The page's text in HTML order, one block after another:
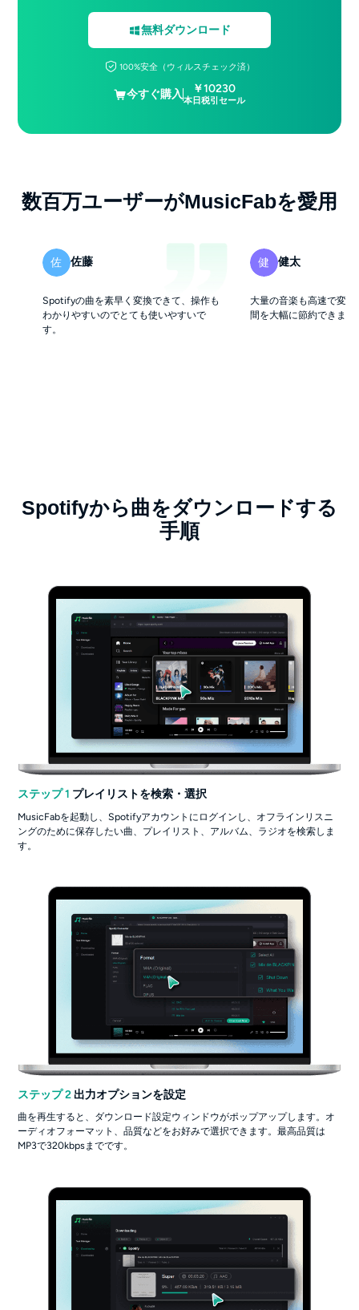
無料ダウンロード
100%安全（ウィルスチェック済）
今すぐ購入 ￥10230
本日税引セール
数百万ユーザーがMusicFabを愛用
佐 佐藤
Spotifyの曲を素早く変換できて、操作も
わかりやすいのでとても使いやすいで
す。
健 健太
大量の音楽も高速で変換
間を大幅に節約できまし
Spotifyから曲をダウンロードする
手順
ステップ 1 プレイリストを検索・選択
MusicFabを起動し、Spotifyアカウントにログインし、オフラインリスニ
ングのために保存したい曲、プレイリスト、アルバム、ラジオを検索しま
す。
ステップ 2 出力オプションを設定
曲を再生すると、ダウンロード設定ウィンドウがポップアップします。オ
ーディオフォーマット、品質などをお好みで選択できます。最高品質は
MP3で320kbpsまでです。